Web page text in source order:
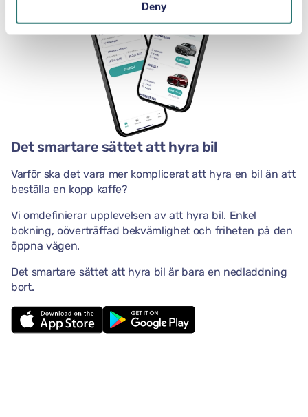
Deny
Det smartare sättet att hyra bil
Varför ska det vara mer komplicerat att hyra en bil än att
beställa en kopp kaffe?
Vi omdefinierar upplevelsen av att hyra bil. Enkel
bokning, oöverträffad bekvämlighet och friheten på den
öppna vägen.
Det smartare sättet att hyra bil är bara en nedladdning
bort.